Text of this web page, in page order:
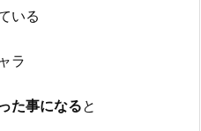
いる
ラ
た事になると